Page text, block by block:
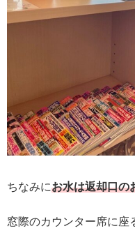
ちなみにお水は返却口の
窓際のカウンター席に座